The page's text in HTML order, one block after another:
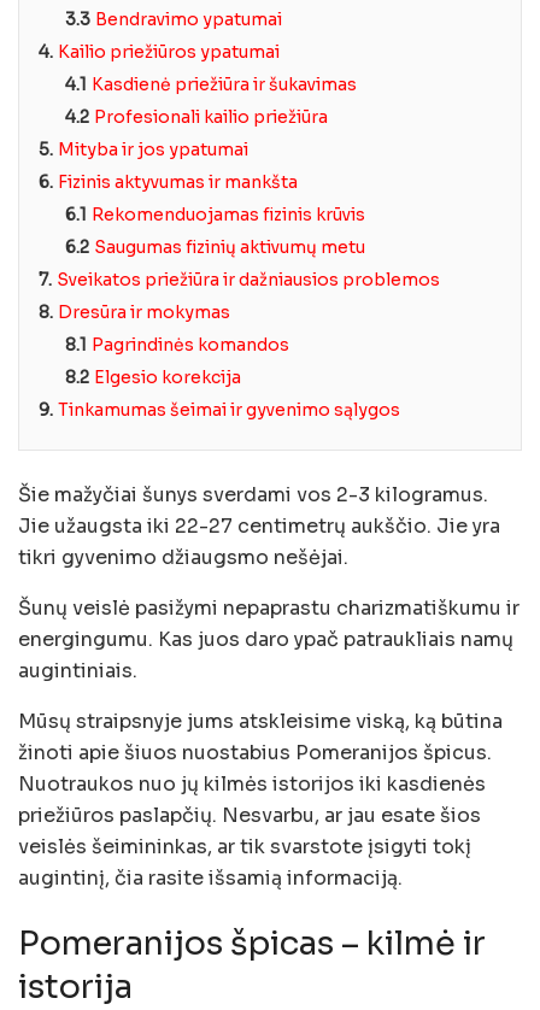
3.3 Bendravimo ypatumai
4. Kailio priežiūros ypatumai
4.1 Kasdienė priežiūra ir šukavimas
4.2 Profesionali kailio priežiūra
5. Mityba ir jos ypatumai
6. Fizinis aktyvumas ir mankšta
6.1 Rekomenduojamas fizinis krūvis
6.2 Saugumas fizinių aktivumų metu
7. Sveikatos priežiūra ir dažniausios problemos
8. Dresūra ir mokymas
8.1 Pagrindinės komandos
8.2 Elgesio korekcija
9. Tinkamumas šeimai ir gyvenimo sąlygos
Šie mažyčiai šunys sverdami vos 2-3 kilogramus.
Jie užaugsta iki 22-27 centimetrų aukščio. Jie yra
tikri gyvenimo džiaugsmo nešėjai.
Šunų veislė pasižymi nepaprastu charizmatiškumu ir
energingumu. Kas juos daro ypač patraukliais namų
augintiniais.
Mūsų straipsnyje jums atskleisime viską, ką būtina
žinoti apie šiuos nuostabius Pomeranijos špicus.
Nuotraukos nuo jų kilmės istorijos iki kasdienės
priežiūros paslapčių. Nesvarbu, ar jau esate šios
veislės šeimininkas, ar tik svarstote įsigyti tokį
augintinį, čia rasite išsamią informaciją.
Pomeranijos špicas – kilmė ir
istorija